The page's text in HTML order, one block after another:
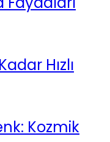
Hızlı
Kozmik